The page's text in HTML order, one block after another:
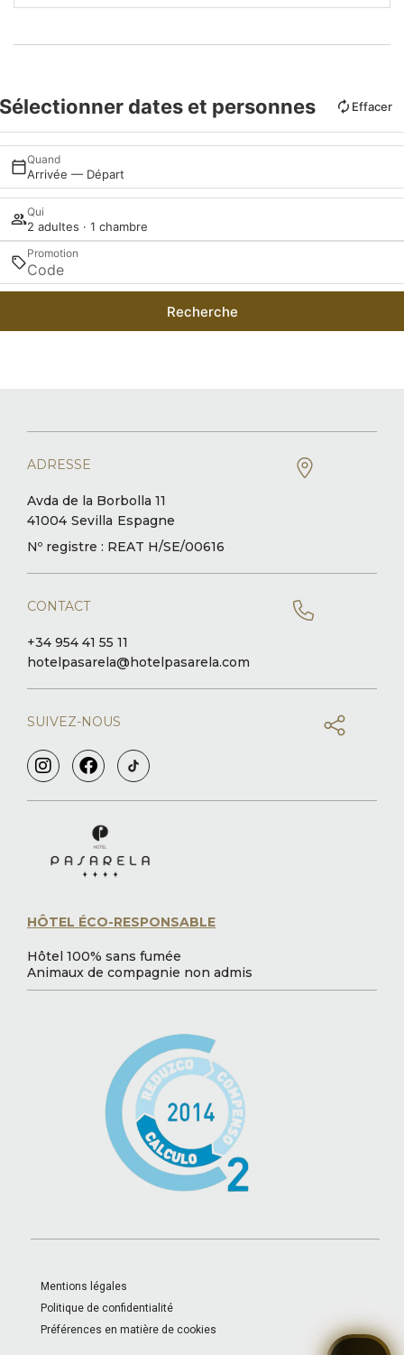
Sélectionner dates et personnes Effacer
Quand
Arrivée — Départ
Qui
2 adultes · 1 chambre
Promotion
Recherche
ADRESSE
Avda de la Borbolla 11
41004 Sevilla Espagne
Nº registre : REAT H/SE/00616
CONTACT
+34 954 41 55 11
hotelpasarela@hotelpasarela.com
SUIVEZ-NOUS
HÔTEL ÉCO-RESPONSABLE
Hôtel 100% sans fumée
Animaux de compagnie non admis
Mentions légales
Politique de confidentialité
Préférences en matière de cookies